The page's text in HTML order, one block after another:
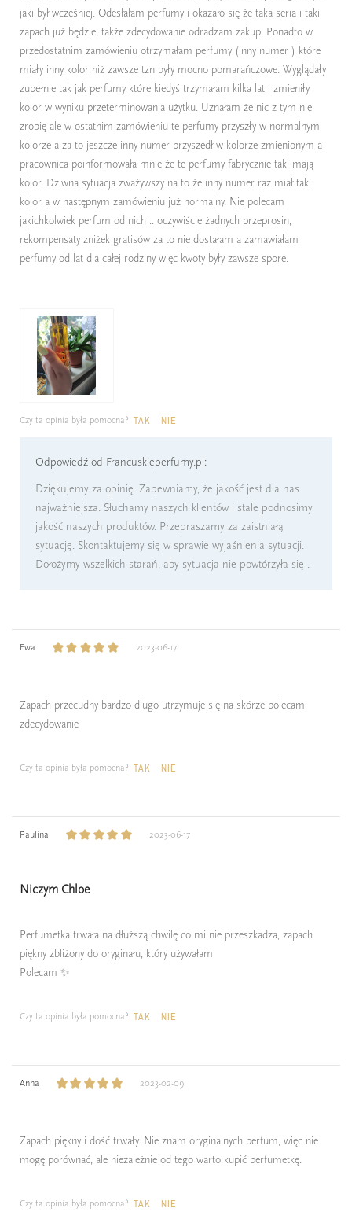
jaki był wcześniej. Odesłałam perfumy i okazało się że taka seria i taki
zapach już będzie, także zdecydowanie odradzam zakup. Ponadto w
przedostatnim zamówieniu otrzymałam perfumy (inny numer ) które
miały inny kolor niż zawsze tzn były mocno pomarańczowe. Wyglądały
zupełnie tak jak perfumy które kiedyś trzymałam kilka lat i zmieniły
kolor w wyniku przeterminowania użytku. Uznałam że nic z tym nie
zrobię ale w ostatnim zamówieniu te perfumy przyszły w normalnym
kolorze a za to jeszcze inny numer przyszedł w kolorze zmienionym a
pracownica poinformowała mnie że te perfumy fabrycznie taki mają
kolor. Dziwna sytuacja zważywszy na to że inny numer raz miał taki
kolor a w następnym zamówieniu już normalny. Nie polecam
jakichkolwiek perfum od nich .. oczywiście żadnych przeprosin,
rekompensaty zniżek gratisów za to nie dostałam a zamawiałam
perfumy od lat dla całej rodziny więc kwoty były zawsze spore.
Czy ta opinia była pomocna? TAK NIE
Odpowiedź od Francuskieperfumy.pl:
Dziękujemy za opinię. Zapewniamy, że jakość jest dla nas
najważniejsza. Słuchamy naszych klientów i stale podnosimy
jakość naszych produktów. Przepraszamy za zaistniałą
sytuację. Skontaktujemy się w sprawie wyjaśnienia sytuacji.
Dołożymy wszelkich starań, aby sytuacja nie powtórzyła się .
Ewa 2023-06-17
Zapach przecudny bardzo dlugo utrzymuje się na skórze polecam
zdecydowanie
Czy ta opinia była pomocna? TAK NIE
Paulina 2023-06-17
Niczym Chloe
Perfumetka trwała na dłuższą chwilę co mi nie przeszkadza, zapach
piękny zbliżony do oryginału, który używałam
Polecam ✨
Czy ta opinia była pomocna? TAK NIE
Anna 2023-02-09
Zapach piękny i dość trwały. Nie znam oryginalnych perfum, więc nie
mogę porównać, ale niezależnie od tego warto kupić perfumetkę.
Czy ta opinia była pomocna? TAK NIE